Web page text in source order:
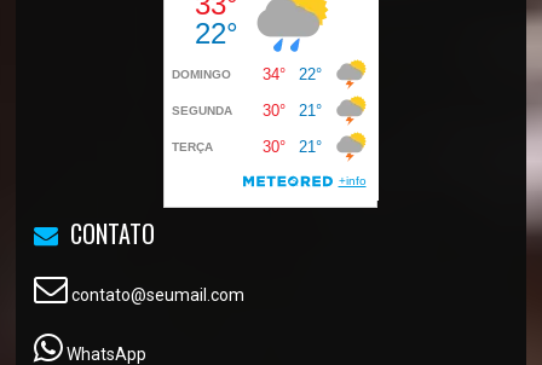
CONTATO
contato@seumail.com
WhatsApp